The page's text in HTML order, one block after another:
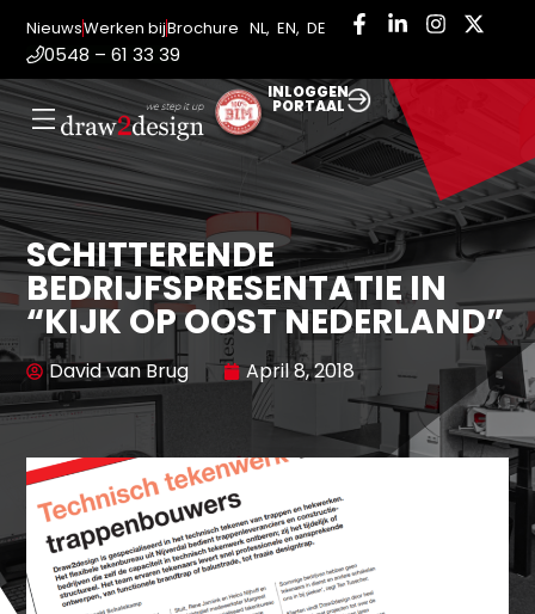
NieuwsWerken bijBrochureNL,EN,DE
0548 – 61 33 39
INLOGGEN
PORTAAL
SCHITTERENDE
BEDRIJFSPRESENTATIE IN
“KIJK OP OOST NEDERLAND”
David van Brug April 8, 2018